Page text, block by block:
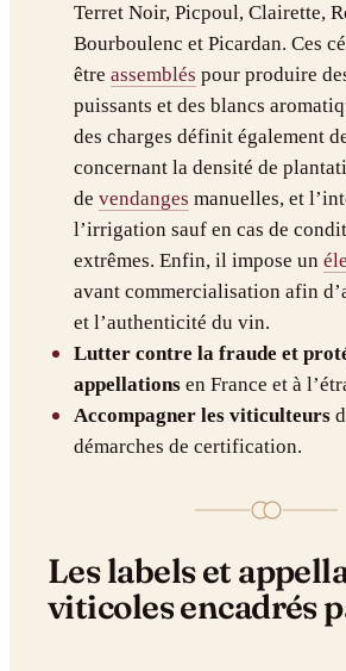
Terret Noir, Picpoul, Clairette,
Bourboulenc et Picardan. Ces
être assemblés pour produire
puissants et des blancs
des charges définit également
concernant la densité de
de vendanges manuelles, et
l’irrigation sauf en cas de
extrêmes. Enfin, il impose un
avant commercialisation afin
et l’authenticité du vin.
Lutter contre la fraude et
appellations en France et à
Accompagner les viticulteurs
démarches de certification.
Les labels et
viticoles encadrés